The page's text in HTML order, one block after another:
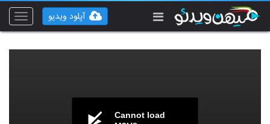
Toggle
آپلود ویدیو
Cannot load